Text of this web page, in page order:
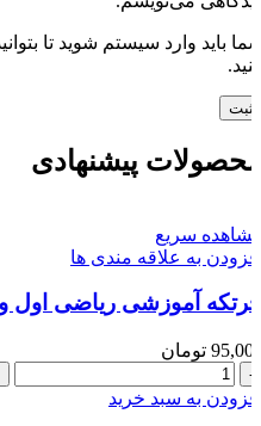
باید وارد سیستم شوید تا
پیشنهادی
سریع
به علاقه مندی ها
آموزشی ریاضی اول
تومان
چرتکه
آموزشیبه سبد خرید